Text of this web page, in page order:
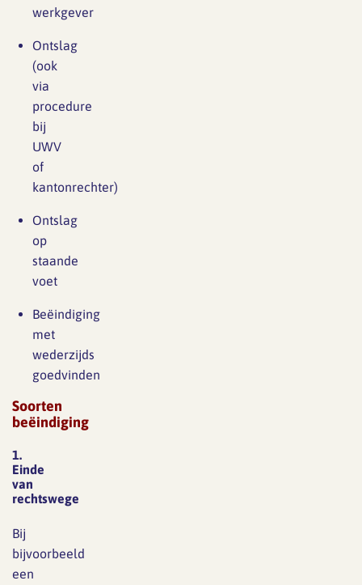
werkgever
Ontslag
(ook
via
procedure
bij
UWV
of
kantonrechter)
Ontslag
op
staande
voet
Beëindiging
met
wederzijds
goedvinden
Soorten
beëindiging
1.
Einde
van
rechtswege
Bij
bijvoorbeeld
een